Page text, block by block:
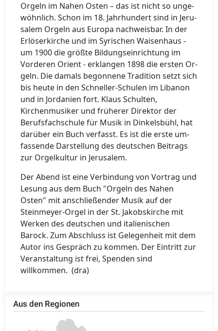
Or­geln im Na­hen Os­ten – das ist nicht so un­ge­
wöhn­lich. Schon im 18. Jahr­hun­dert sind in Je­ru­
sa­lem Or­geln aus Eu­ro­pa nach­weis­bar. In der
Er­lö­ser­kir­che und im Sy­ri­schen Wai­sen­haus -
um 1900 die größ­te Bil­dungs­ein­rich­tung im
Vor­de­ren Ori­ent - er­klan­gen 1898 die ers­ten Or­
geln. Die da­mals be­gon­ne­ne Tra­di­ti­on setzt sich
bis heu­te in den Schnel­­ler-Schu­­len im Li­ba­non
und in Jor­da­ni­en fort. Klaus Schulten,
Kirchenmusiker und früherer Direktor der
Berufsfachschule für Musik in Dinkelsbühl, hat
darüber ein Buch verfasst. Es ist die ers­te um­
fas­sen­de Dar­stel­lung des deut­schen Bei­trags
zur Or­gel­kul­tur in Je­ru­sa­lem.
Der Abend ist eine Verbindung von Vortrag und
Lesung aus dem Buch "Orgeln des Nahen
Osten" mit anschließender Musik auf der
Steinmeyer-Orgel in der St. Jakobskirche mit
Werken des deutschen und italienischen
Barock. Zum Abschluss ist Gelegenheit mit dem
Autor ins Gespräch zu kommen. Der Eintritt zur
Veranstaltung ist frei, Spenden sind
willkommen. (dra)
Aus den Regionen